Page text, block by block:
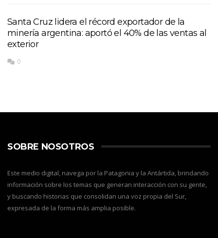
Santa Cruz lidera el récord exportador de la
minería argentina: aportó el 40% de las ventas al
exterior
0
SOBRE NOSOTROS
Este medio digital, navega por la Patagonia y la Antártida, brindando
información sobre los temas que generan interacción con su gente,
y buscando historias que consolidan una voz propia del Sur,
expresada de la forma más amplia posible.